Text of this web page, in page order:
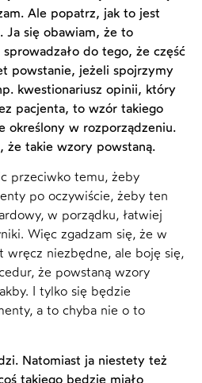
Ale popatrz, jak to jest
Ja się obawiam, że to
do tego, że część
powstanie, jeżeli spojrzymy
kwestionariusz opinii, który
pacjenta, to wzór takiego
określony w rozporządzeniu.
że takie wzory powstaną.
przeciwko temu, żeby
po oczywiście, żeby ten
w porządku, łatwiej
Więc zgadzam się, że w
wręcz niezbędne, ale boję się,
że powstaną wzory
I tylko się będzie
a to chyba nie o to
Natomiast ja niestety też
takiego będzie miało